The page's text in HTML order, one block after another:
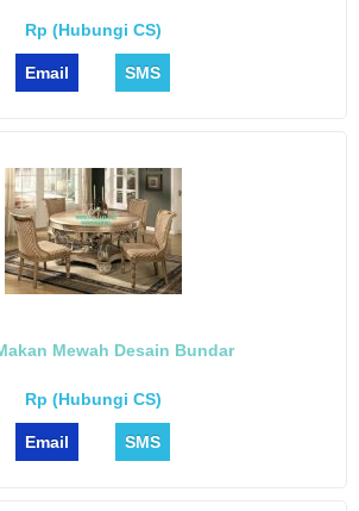
Rp (Hubungi CS)
Email SMS
Mewah Desain Bundar
Rp (Hubungi CS)
Email SMS